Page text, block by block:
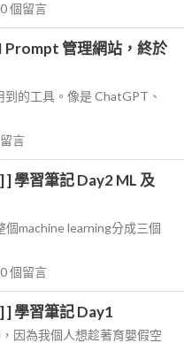
0個留言
Prompt 管理網站，終於
的工具。像是 ChatGPT、
言
學習筆記 Day2 ML 及
machine learning分成三個
0個留言
學習筆記 Day1
因為我個人想趁著育嬰假空